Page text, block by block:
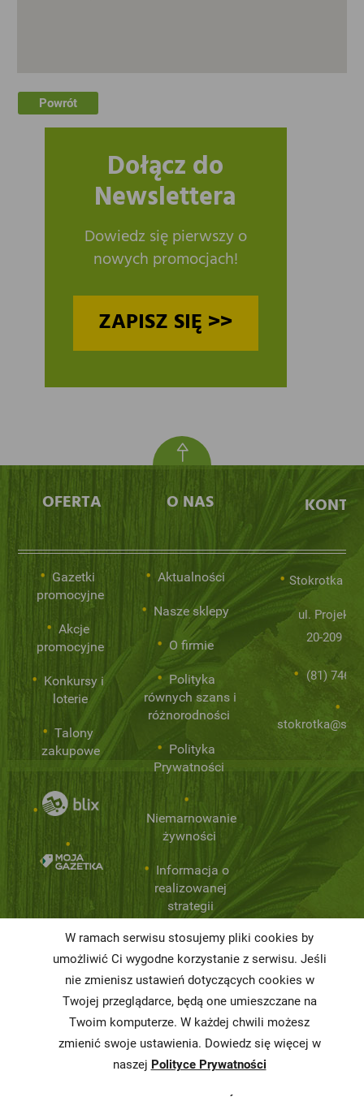
Powrót
Dołącz do
Newslettera
Dowiedz się pierwszy o
nowych promocjach!
ZAPISZ SIĘ >>
OFERTA
Gazetki
promocyjne
Akcje
promocyjne
Konkursy i
loterie
Talony
zakupowe
O NAS
Aktualności
Nasze sklepy
O firmie
Polityka
równych szans i
różnorodności
Polityka
Prywatności
Niemarnowanie
żywności
Informacja o
realizowanej
strategii
podatkowej
Karty
charakterystyki
Butelkomaty
Stokrotka
ul.
20-209
(81) 746
W ramach serwisu stosujemy pliki cookies by
umożliwić Ci wygodne korzystanie z serwisu. Jeśli
nie zmienisz ustawień dotyczących cookies w
Twojej przeglądarce, będą one umieszczane na
Twoim komputerze. W każdej chwili możesz
zmienić swoje ustawienia. Dowiedz się więcej w
naszej Polityce Prywatności